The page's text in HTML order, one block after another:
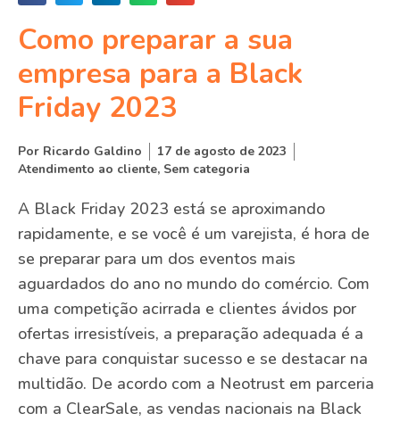
Como preparar a sua
empresa para a Black
Friday 2023
Por Ricardo Galdino
17 de agosto de 2023
Atendimento ao cliente, Sem categoria
A Black Friday 2023 está se aproximando
rapidamente, e se você é um varejista, é hora de
se preparar para um dos eventos mais
aguardados do ano no mundo do comércio. Com
uma competição acirrada e clientes ávidos por
ofertas irresistíveis, a preparação adequada é a
chave para conquistar sucesso e se destacar na
multidão. De acordo com a Neotrust em parceria
com a ClearSale, as vendas nacionais na Black